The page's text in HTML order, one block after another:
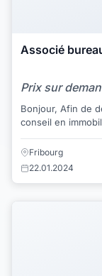
Associé
Prix sur
Bonjour, Afin de
conseil en
projets,
Fribourg
22.01.2024